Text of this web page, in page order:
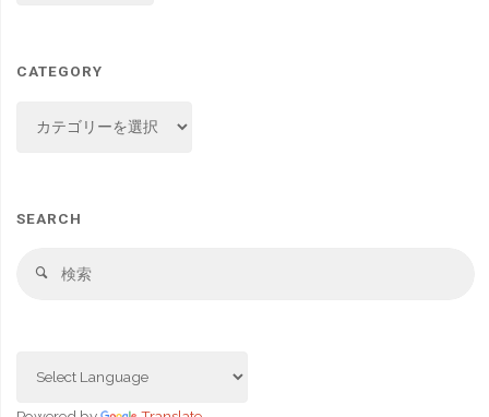
CATEGORY
SEARCH
検